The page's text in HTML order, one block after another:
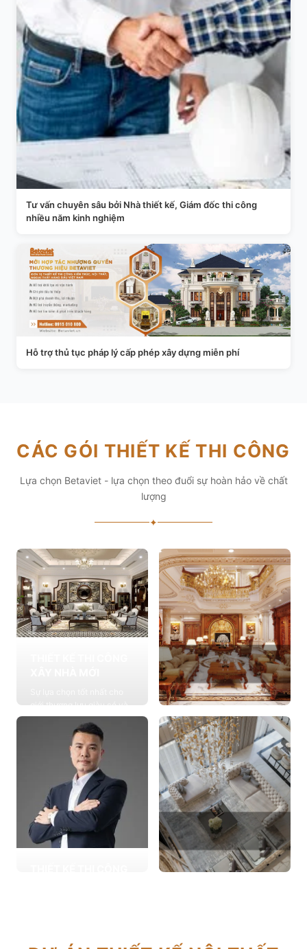
Tư vấn chuyên sâu bởi Nhà thiết kế, Giám đốc thi công
nhiều năm kinh nghiệm
Hỗ trợ thủ tục pháp lý cấp phép xây dựng miễn phí
CÁC GÓI THIẾT KẾ THI CÔNG
Lựa chọn Betaviet - lựa chọn theo đuổi sự hoàn hảo về chất
lượng
✦
giới thượng lưu giàu có và
đẳng cấp, cung cấp các
giải pháp thiết kế chuyên
Xem chi tiết
THIẾT KẾ THI CÔNG
NỘI THẤT
Cung cấp các giải pháp
theo phong cách sống với
thiết kế nội thất thông minh
mang tính thẩm mỹ cao
Xem chi tiết
lựa chọn từ các gia đình